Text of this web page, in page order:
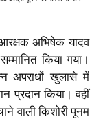
अभिषेक यादव
किया गया।
अपराधों खुलासे में
प्रदान किया। वहीं
वाली किशोरी पूनम